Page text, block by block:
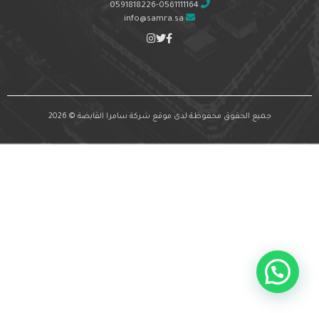
0591818226-0561111164
info@samra.sa
جميع الحقوق محفوظة لدى موقع شركة سامرا القابضة © 2026